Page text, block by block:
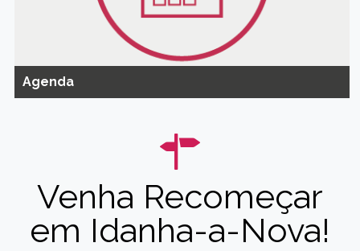
Agenda
Venha Recomeçar
em Idanha-a-Nova!